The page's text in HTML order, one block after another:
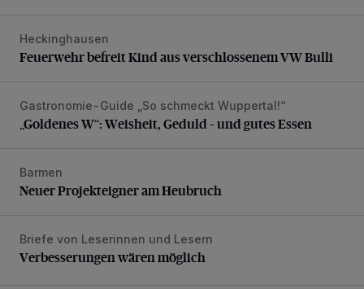
Feuerwehr befreit Kind aus verschlossenem VW Bulli
Heckinghausen
Feuerwehr befreit Kind aus verschlossenem VW Bulli
„Goldenes W“: Weisheit, Geduld – und gutes Essen
Gastronomie-Guide „So schmeckt Wuppertal!“
„Goldenes W“: Weisheit, Geduld – und gutes Essen
Neuer Projekteigner am Heubruch
Barmen
Neuer Projekteigner am Heubruch
Verbesserungen wären möglich
Briefe von Leserinnen und Lesern
Verbesserungen wären möglich